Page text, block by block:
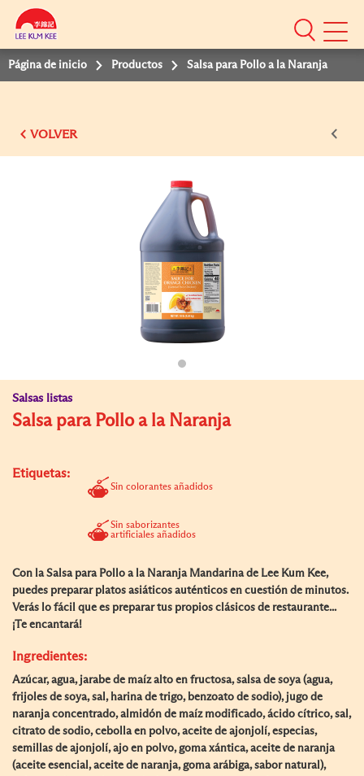
Mobile
Menu
Página de inicio
Productos Salsa para Pollo a la Naranja
VOLVER
Salsas listas
Salsa para Pollo a la Naranja
Etiquetas:
Sin colorantes añadidos
Sin saborizantes
artificiales añadidos
Con la Salsa para Pollo a la Naranja Mandarina de Lee Kum Kee,
puedes preparar platos asiáticos auténticos en cuestión de minutos.
Verás lo fácil que es preparar tus propios clásicos de restaurante...
¡Te encantará!
Ingredientes:
Azúcar, agua, jarabe de maíz alto en fructosa, salsa de soya (agua,
frijoles de soya, sal, harina de trigo, benzoato de sodio), jugo de
naranja concentrado, almidón de maíz modificado, ácido cítrico, sal,
citrato de sodio, cebolla en polvo, aceite de ajonjolí, especias,
semillas de ajonjolí, ajo en polvo, goma xántica, aceite de naranja
(aceite esencial, aceite de naranja, goma arábiga, sabor natural),